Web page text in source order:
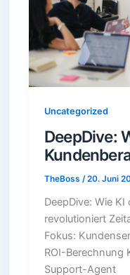
Uncategorized
DeepDive:
TheBoss /20. Juni
DeepDive: Wie
revolutioniert
Fokus:
ROI-Berechnung
Support-Agent